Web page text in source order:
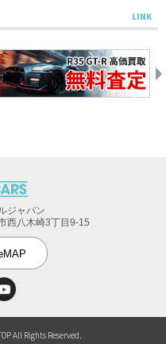
ジャパン
西八木崎3丁目9-15
All Rights Reserved.